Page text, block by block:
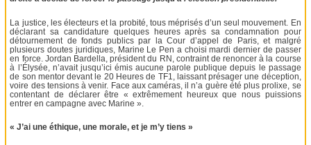
La justice, les électeurs et la probité, tous méprisés d’un seul mouvement. En
déclarant sa candidature quelques heures après sa condamnation pour
détournement de fonds publics par la Cour d’appel de Paris, et malgré
plusieurs doutes juridiques, Marine Le Pen a choisi mardi dernier de passer
en force. Jordan Bardella, président du RN, contraint de renoncer à la course
à l’Élysée, n’avait jusqu’ici émis aucune parole publique depuis le passage
de son mentor devant le 20 Heures de TF1, laissant présager une déception,
voire des tensions à venir. Face aux caméras, il n’a guère été plus prolixe, se
contentant de déclarer être « extrêmement heureux que nous puissions
entrer en campagne avec Marine ».
« J’ai une éthique, une morale, et je m’y tiens »